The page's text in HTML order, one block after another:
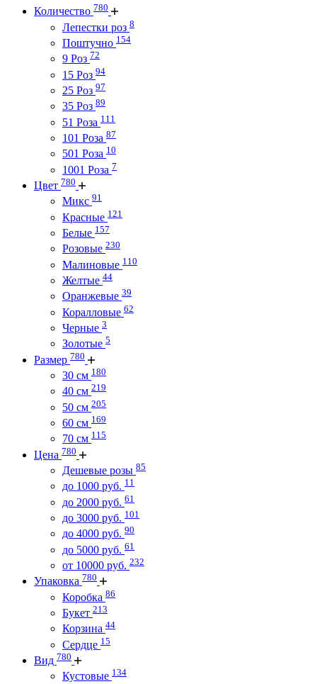
Количество 780
Лепестки роз 8
Поштучно 154
9 Роз 72
15 Роз 94
25 Роз 97
35 Роз 89
51 Роза 111
101 Роза 87
501 Роза 10
1001 Роза 7
Цвет 780
Микс 91
Красные 121
Белые 157
Розовые 230
Малиновые 110
Желтые 44
Оранжевые 39
Коралловые 62
Черные 3
Золотые 5
Размер 780
30 см 180
40 см 219
50 см 205
60 см 169
70 см 115
Цена 780
Дешевые розы 85
до 1000 руб. 11
до 2000 руб. 61
до 3000 руб. 101
до 4000 руб. 90
до 5000 руб. 61
от 10000 руб. 232
Упаковка 780
Коробка 86
Букет 213
Корзина 44
Сердце 15
Вид 780
Кустовые 134